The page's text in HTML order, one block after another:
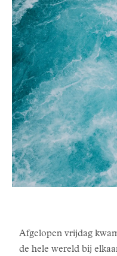
Afgelopen vrijdag
de hele wereld bij